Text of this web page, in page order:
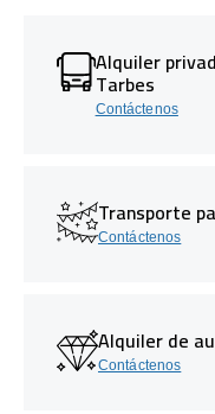
Alquiler
Tarbes
Contáctenos
Transporte
Contáctenos
Alquiler de
Contáctenos